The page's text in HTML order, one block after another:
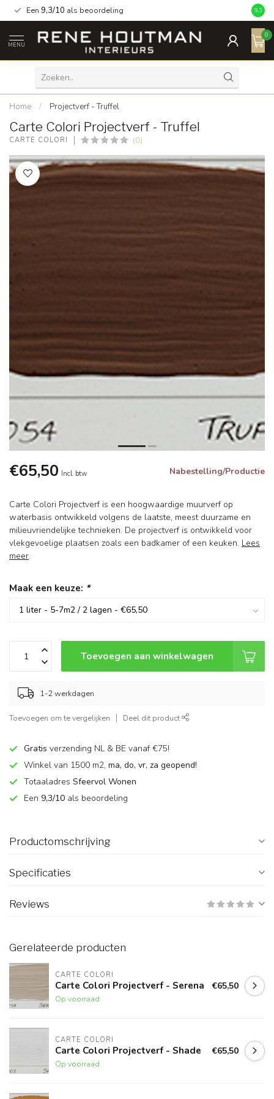
Een 9,3/10 als beoordeling 9.3
MENU
0
Home / Projectverf - Truffel
Carte Colori Projectverf - Truffel
CARTE COLORI (0)
€65,50 Incl. btw Nabestelling/Productie
Carte Colori Projectverf is een hoogwaardige muurverf op
waterbasis ontwikkeld volgens de laatste, meest duurzame en
milieuvriendelijke technieken. De projectverf is ontwikkeld voor
vlekgevoelige plaatsen zoals een badkamer of een keuken. Lees
meer.
Maak een keuze: *
Toevoegen aan winkelwagen
1-2 werkdagen
Toevoegen om te vergelijken Deel dit product
Gratis verzending NL & BE vanaf €75!
Winkel van 1500 m2, ma, do, vr, za geopend!
Totaaladres Sfeervol Wonen
Een 9,3/10 als beoordeling
Productomschrijving
Specificaties
Reviews
Gerelateerde producten
CARTE COLORI
Carte Colori Projectverf - Serena
Op voorraad
€65,50
CARTE COLORI
Carte Colori Projectverf - Shade
Op voorraad
€65,50